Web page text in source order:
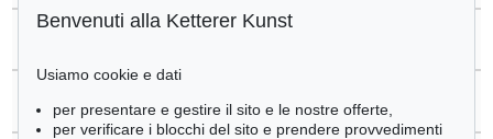
Benvenuti alla Ketterer Kunst
Usiamo cookie e dati
per presentare e gestire il sito e le nostre offerte,
per verificare i blocchi del sito e prendere provvedimenti